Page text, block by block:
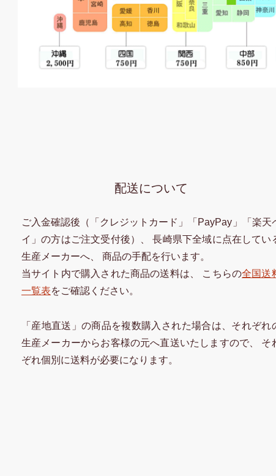
配送について
ご入金確認後（「クレジットカード」「PayPay」「楽天
イ」の方はご注文受付後）、 長崎県下全域に点在してい
生産メーカーへ、 商品の手配を行います。
当サイト内で購入された商品の送料は、 こちらの全国送
一覧表をご確認ください。
「産地直送」の商品を複数購入された場合は、それぞれ
生産メーカーからお客様の元へ直送いたしますので、 そ
ぞれ個別に送料が必要になります。